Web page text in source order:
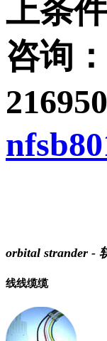
上条
咨询
orbital strander -
线线缆缆